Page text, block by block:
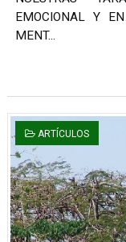
EMOCIONAL Y
MENT...
ARTÍCULOS